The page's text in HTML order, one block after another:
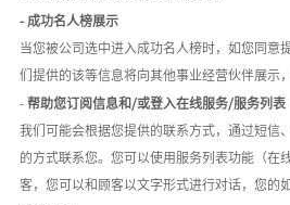
- 成功名人榜展示
当您被公司选中进入成功名人榜时，如您同意
们提供的该等信息将向其他事业经营伙伴展示
- 帮助您订阅信息和 /或登入在线服务/服务列表
我们可能会根据您提供的联系方式，通过短信
的方式联系您。您可以使用服务列表功能（在
客，您可以和顾客以文字形式进行对话，您的